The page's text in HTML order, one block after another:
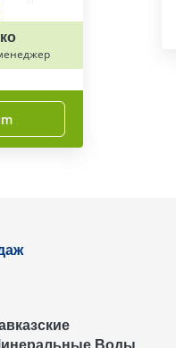
Воды